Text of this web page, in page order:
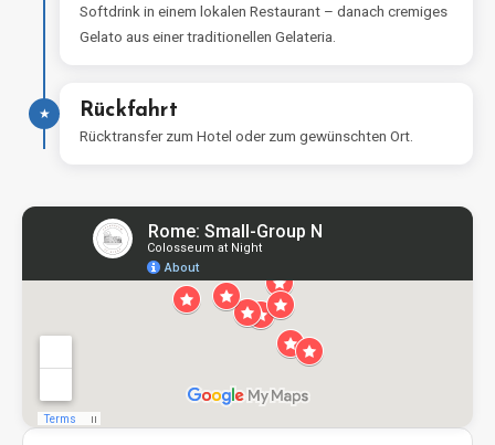
Softdrink in einem lokalen Restaurant – danach cremiges
Gelato aus einer traditionellen Gelateria.
★ Rückfahrt
Rücktransfer zum Hotel oder zum gewünschten Ort.